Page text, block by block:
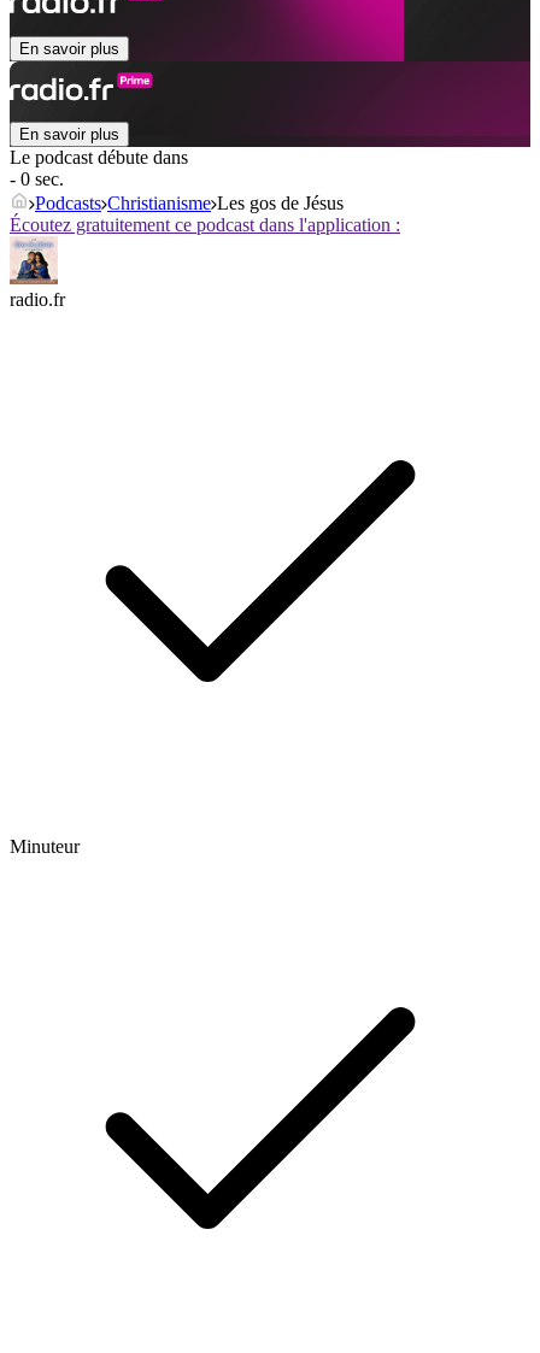
En savoir plus
En savoir plus
Le podcast débute dans
- 0 sec.
Podcasts Christianisme Les gos de Jésus
Écoutez gratuitement ce podcast dans l'application :
radio.fr
Minuteur